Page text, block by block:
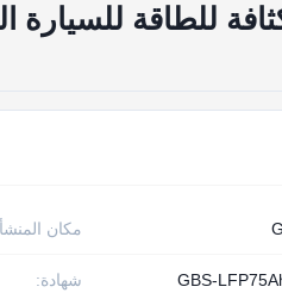
للطاقة للسيارة
مكان
شهادة: GBS-